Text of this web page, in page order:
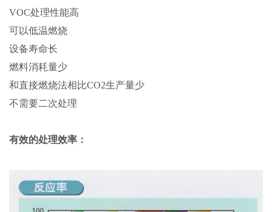
VOC处理性能高
可以低温燃烧
设备寿命长
燃料消耗量少
和直接燃烧法相比CO2生产量少
不需要二次处理
有效的处理效率 ：